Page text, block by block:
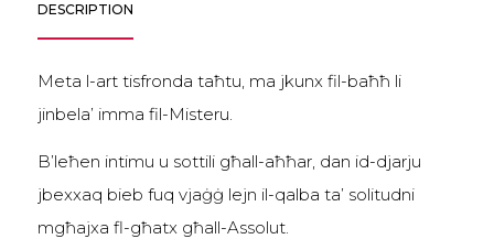
DESCRIPTION
Meta l-art tisfronda taħtu, ma jkunx fil-baħħ li
jinbela’ imma fil-Misteru.
B’leħen intimu u sottili għall-aħħar, dan id-djarju
jbexxaq bieb fuq vjaġġ lejn il-qalba ta’ solitudni
mgħajxa fl-għatx għall-Assolut.